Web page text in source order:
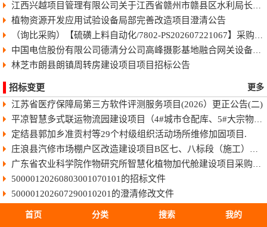
江西兴越项目管理有限公司关于江西省赣州市赣县区水利局长臂型中型蓝藻打捞干化一体船采购（项目编号：JXXY2026-GX-J002）的电子化竞争性谈判公告
植物资源开发应用试验设备局部完善改造项目澄清公告
（询比采购）【硫磺上料自动化/7802-PS202607221067】采购变更公告（第8号）
中国电信股份有限公司德清分公司高峰摄影基地融合网关设备采购项目-终止公告
林芝市朗县朗镇周转房建设项目项目招标公告
招标变更 更多
江苏省医疗保障局第三方软件评测服务项目(2026）更正公告(二)
平凉智慧多式联运物流园建设项目（4#城市仓配库、5#大宗物资库、场地强夯及地基处理）监理招标文件
定结县郭加乡准贡村等29个村级组织活动场所维修加固项目.
庄浪县汽修市场棚户区改造建设项目B区七、八标段（施工）招标文件
广东省农业科学院作物研究所智慧化植物加代舱建设项目采购更正公告（第一次）
50000120260803001070101的招标文件
500001202607290010201的澄清修改文件
50011420260806025010101的招标文件
首页 分类 搜索 我的